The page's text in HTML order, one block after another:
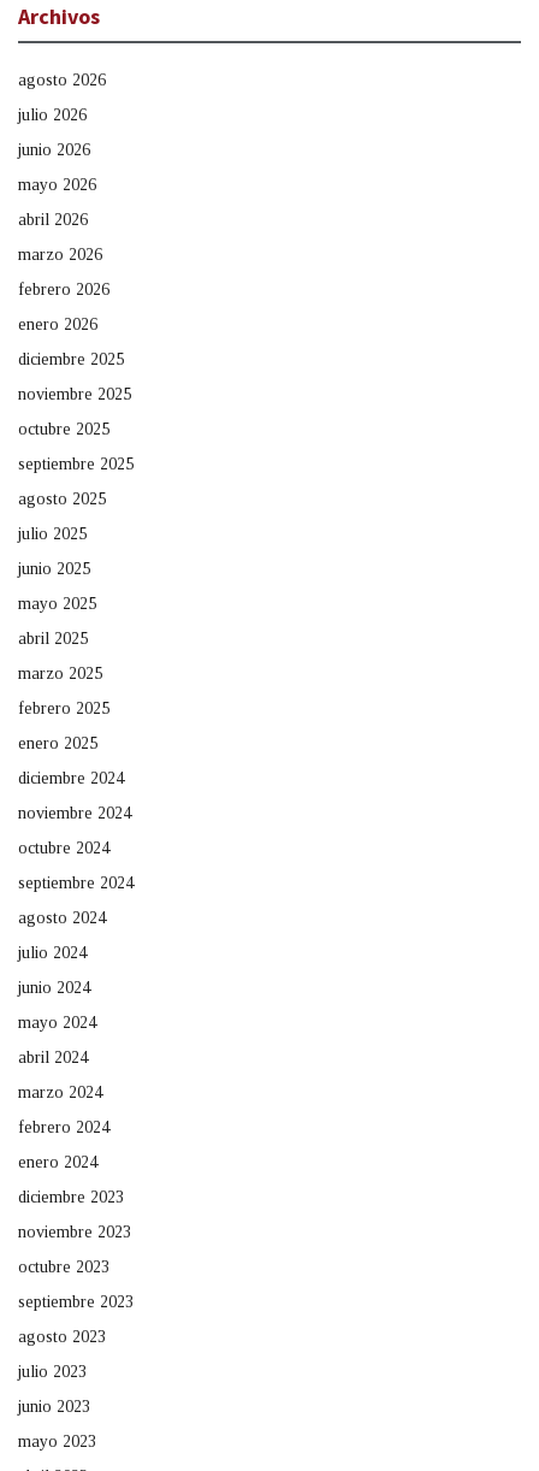
Archivos
agosto 2026
julio 2026
junio 2026
mayo 2026
abril 2026
marzo 2026
febrero 2026
enero 2026
diciembre 2025
noviembre 2025
octubre 2025
septiembre 2025
agosto 2025
julio 2025
junio 2025
mayo 2025
abril 2025
marzo 2025
febrero 2025
enero 2025
diciembre 2024
noviembre 2024
octubre 2024
septiembre 2024
agosto 2024
julio 2024
junio 2024
mayo 2024
abril 2024
marzo 2024
febrero 2024
enero 2024
diciembre 2023
noviembre 2023
octubre 2023
septiembre 2023
agosto 2023
julio 2023
junio 2023
mayo 2023